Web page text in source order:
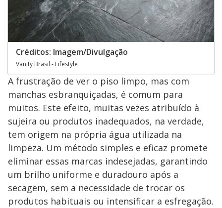
Créditos: Imagem/Divulgação
Vanity Brasil - Lifestyle
A frustração de ver o piso limpo, mas com
manchas esbranquiçadas, é comum para
muitos. Este efeito, muitas vezes atribuído à
sujeira ou produtos inadequados, na verdade,
tem origem na própria água utilizada na
limpeza. Um método simples e eficaz promete
eliminar essas marcas indesejadas, garantindo
um brilho uniforme e duradouro após a
secagem, sem a necessidade de trocar os
produtos habituais ou intensificar a esfregação.